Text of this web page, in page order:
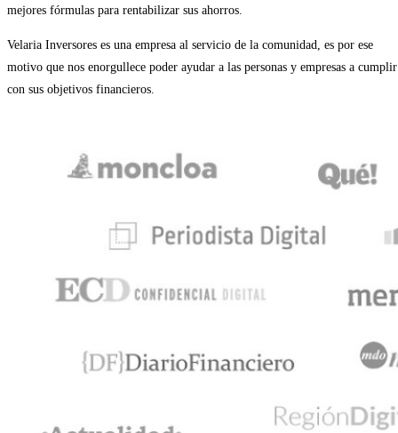
mejores fórmulas para rentabilizar sus ahorros.
Velaria Inversores es una empresa al servicio de la comunidad, es por ese
motivo que nos enorgullece poder ayudar a las personas y empresas a cumplir
con sus objetivos financieros.